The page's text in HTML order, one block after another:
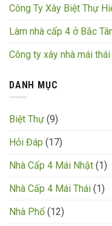
Công Ty Xây Biệt Thự
Làm nhà cấp 4 ở Bắc
Công ty xây nhà mái
DANH MỤC
Biệt Thự (9)
Hỏi Đáp (17)
Nhà Cấp 4 Mái Nhật (1)
Nhà Cấp 4 Mái Thái (1)
Nhà Phố (12)